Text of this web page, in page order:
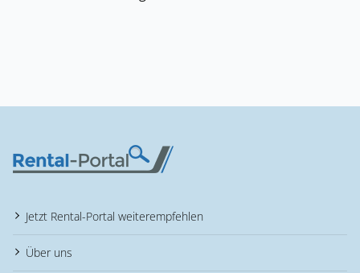
Jetzt Rental-Portal weiterempfehlen
Über uns